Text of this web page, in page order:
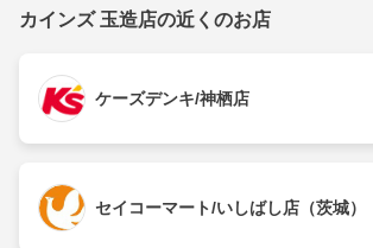
カインズ 玉造店の近くのお店
ケーズデンキ/神栖店
セイコーマート/いしばし店（茨城）